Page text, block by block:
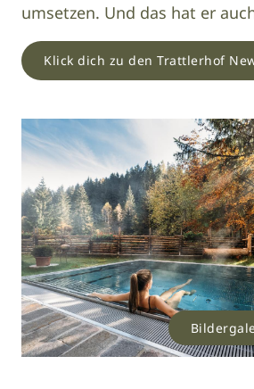
umsetzen. Und das hat er
Klick dich zu den Trattlerhof